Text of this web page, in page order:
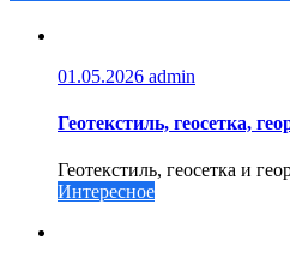
01.05.2026 admin
Геотекстиль, геосетка,
Геотекстиль, геосетка и
Интересное